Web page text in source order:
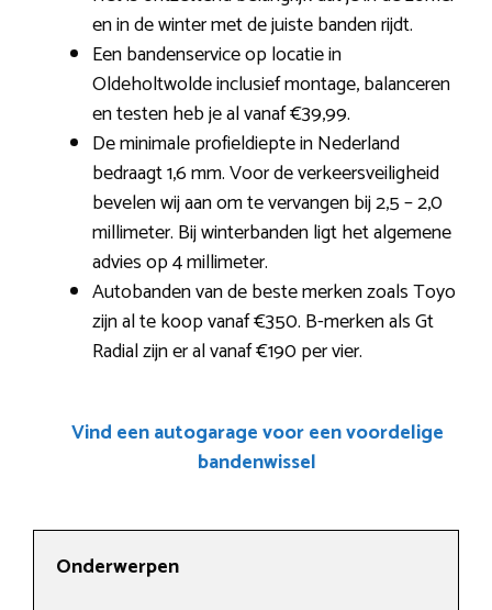
en in de winter met de juiste banden rijdt.
Een bandenservice op locatie in
Oldeholtwolde inclusief montage, balanceren
en testen heb je al vanaf €39,99.
De minimale profieldiepte in Nederland
bedraagt 1,6 mm. Voor de verkeersveiligheid
bevelen wij aan om te vervangen bij 2,5 – 2,0
millimeter. Bij winterbanden ligt het algemene
advies op 4 millimeter.
Autobanden van de beste merken zoals Toyo
zijn al te koop vanaf €350. B-merken als Gt
Radial zijn er al vanaf €190 per vier.
Vind een autogarage voor een voordelige
bandenwissel
Onderwerpen